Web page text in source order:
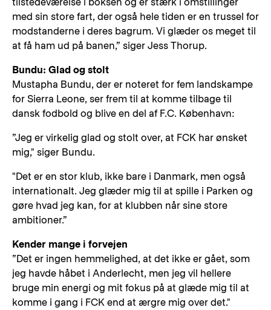
med sin store fart, der også hele tiden er en trussel for
modstanderne i deres bagrum. Vi glæder os meget til
at få ham ud på banen,” siger Jess Thorup.
Bundu: Glad og stolt
Mustapha Bundu, der er noteret for fem landskampe
for Sierra Leone, ser frem til at komme tilbage til
dansk fodbold og blive en del af F.C. København:
”Jeg er virkelig glad og stolt over, at FCK har ønsket
mig," siger Bundu.
"Det er en stor klub, ikke bare i Danmark, men også
internationalt. Jeg glæder mig til at spille i Parken og
gøre hvad jeg kan, for at klubben når sine store
ambitioner.”
Kender mange i forvejen
”Det er ingen hemmelighed, at det ikke er gået, som
jeg havde håbet i Anderlecht, men jeg vil hellere
bruge min energi og mit fokus på at glæde mig til at
komme i gang i FCK end at ærgre mig over det."